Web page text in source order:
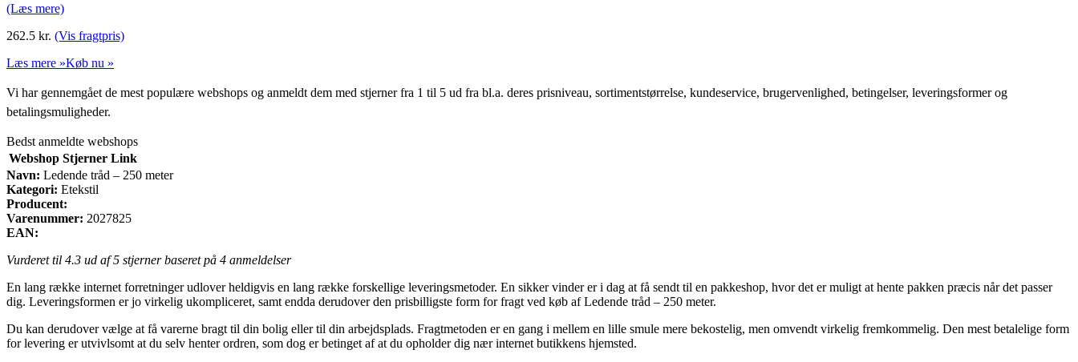
(Læs mere)
262.5 kr. (Vis fragtpris)
Læs mere »Køb nu »
Vi har gennemgået de mest populære webshops og anmeldt dem med stjerner fra 1 til 5 ud fra bl.a. deres prisniveau, sortimentstørrelse, kundeservice, brugervenlighed, betingelser, leveringsformer og
betalingsmuligheder.
Bedst anmeldte webshops
Webshop Stjerner Link
Navn: Ledende tråd – 250 meter
Kategori: Etekstil
Producent:
Varenummer: 2027825
EAN:
Vurderet til 4.3 ud af 5 stjerner baseret på 4 anmeldelser
En lang række internet forretninger udlover heldigvis en lang række forskellige leveringsmetoder. En sikker vinder er i dag at få sendt til en pakkeshop, hvor det er muligt at hente pakken præcis når det passer
dig. Leveringsformen er jo virkelig ukompliceret, samt endda derudover den prisbilligste form for fragt ved køb af Ledende tråd – 250 meter.
Du kan derudover vælge at få varerne bragt til din bolig eller til din arbejdsplads. Fragtmetoden er en gang i mellem en lille smule mere bekostelig, men omvendt virkelig fremkommelig. Den mest betalelige form
for levering er utvivlsomt at du selv henter ordren, som dog er betinget af at du opholder dig nær internet butikkens hjemsted.